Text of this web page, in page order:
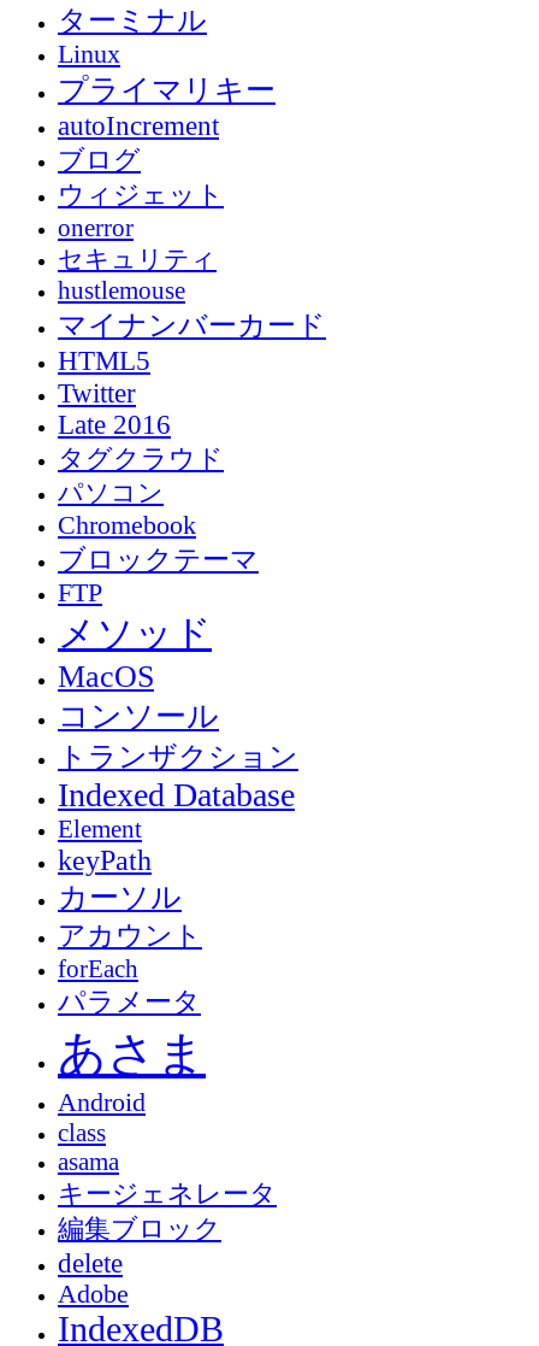
ターミナル
Linux
プライマリキー
autoIncrement
ブログ
ウィジェット
onerror
セキュリティ
hustlemouse
マイナンバーカード
HTML5
Twitter
Late 2016
タグクラウド
パソコン
Chromebook
ブロックテーマ
FTP
メソッド
MacOS
コンソール
トランザクション
Indexed Database
Element
keyPath
カーソル
アカウント
forEach
パラメータ
あさま
Android
class
asama
キージェネレータ
編集ブロック
delete
Adobe
IndexedDB